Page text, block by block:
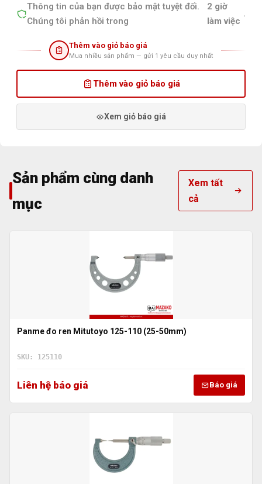
Thông tin của bạn được bảo mật tuyệt đối.
Chúng tôi phản hồi trong
2 giờ
làm việc
.
Thêm vào giỏ báo giá
Mua nhiều sản phẩm — gửi 1 yêu cầu duy nhất
Thêm vào giỏ báo giá
Xem giỏ báo giá
Sản phẩm cùng danh
mục
Xem tất
cả
Panme đo ren Mitutoyo 125-110 (25-50mm)
SKU: 125110
Liên hệ báo giá Báo giá